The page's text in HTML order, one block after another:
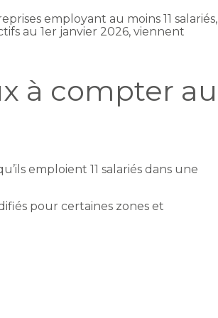
employant au moins 11 salariés,
au 1er janvier 2026, viennent
à compter au
emploient 11 salariés dans une
pour certaines zones et